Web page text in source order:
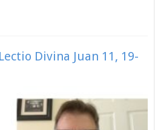
Divina Juan 11, 19-